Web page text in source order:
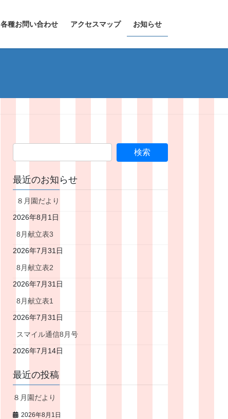
各種お問い合わせ アクセスマップ お知らせ
最近のお知らせ
８月園だより
2026年8月1日
8月献立表3
2026年7月31日
8月献立表2
2026年7月31日
8月献立表1
2026年7月31日
スマイル通信8月号
2026年7月14日
最近の投稿
８月園だより
2026年8月1日